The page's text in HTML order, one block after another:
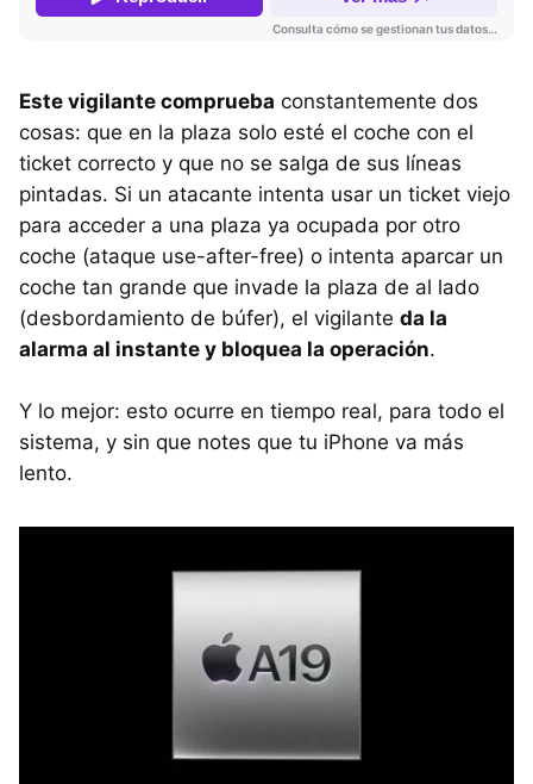
Este vigilante comprueba constantemente dos
cosas: que en la plaza solo esté el coche con el
ticket correcto y que no se salga de sus líneas
pintadas. Si un atacante intenta usar un ticket viejo
para acceder a una plaza ya ocupada por otro
coche (ataque use-after-free) o intenta aparcar un
coche tan grande que invade la plaza de al lado
(desbordamiento de búfer), el vigilante da la
alarma al instante y bloquea la operación.
Y lo mejor: esto ocurre en tiempo real, para todo el
sistema, y sin que notes que tu iPhone va más
lento.